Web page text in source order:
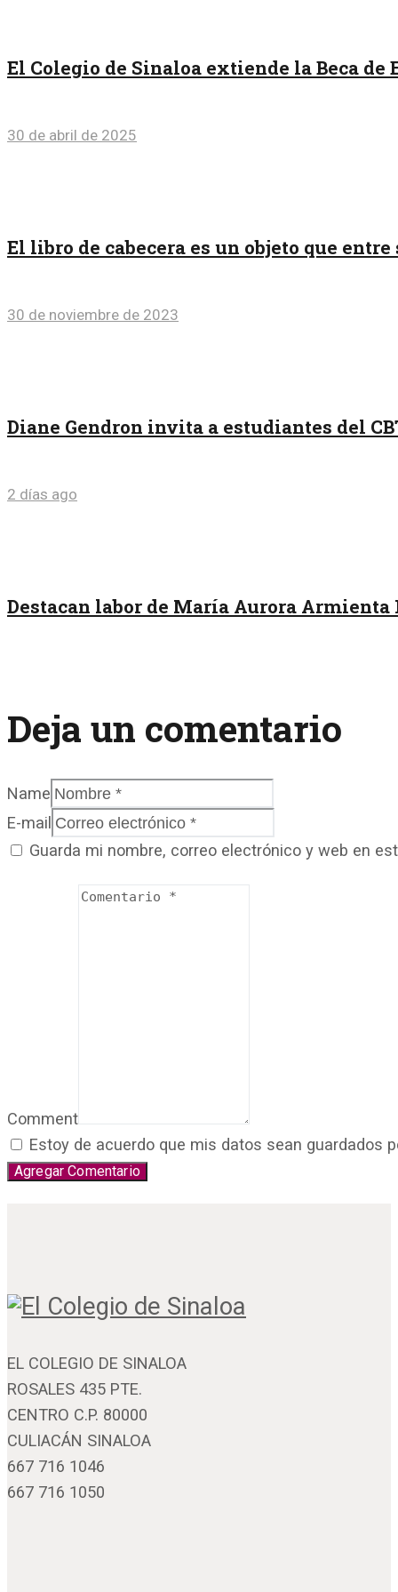
El Colegio de Sinaloa extiende la Beca
30 de abril de 2025
El libro de cabecera es un objeto que
30 de noviembre de 2023
Diane Gendron invita a estudiantes del
2 días ago
Destacan labor de María Aurora
Deja un comentario
Name
E-mail
Guarda mi nombre, correo electrónico y web en
Comment
Estoy de acuerdo que mis datos sean guardados
EL COLEGIO DE SINALOA
ROSALES 435 PTE.
CENTRO C.P. 80000
CULIACÁN SINALOA
667 716 1046
667 716 1050